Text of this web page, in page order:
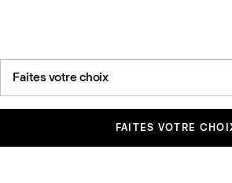
Faites votre choix
FAITES VOTRE